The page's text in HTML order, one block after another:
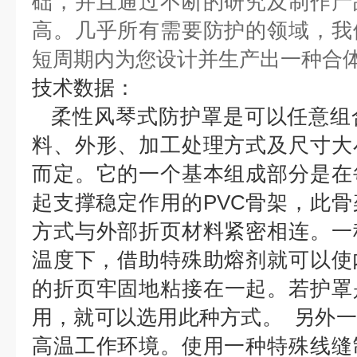
高。几乎所有需要防护的领域，
短周期内为您设计并生产出一种合
技术数据：
柔性风琴式防护罩是可以任意
料、外形、加工处理方式及尺寸
而定。它的一个基本组成部分是
起支撑稳定作用的PVC骨架，此
方式与外部折页材料紧密相连。
温度下，借助特殊助熔剂就可以
的折页牢固地粘接在一起。若护
用，就可以选用此种方式。
另外
高温工作环境。使用一种特殊线